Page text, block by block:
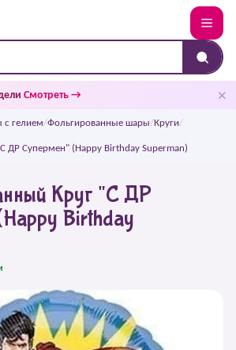
Смотреть → ✕
гелием/Фольгированные шары/Круги/
ДР Супермен" (Happy Birthday Superman)
Круг "С ДР
Birthday